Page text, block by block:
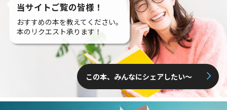
当サイトご覧の皆様！
おすすめの本を教えてください。
本のリクエスト承ります！
この本、みんなにシェアしたい〜